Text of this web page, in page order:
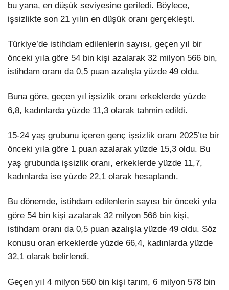
bu yana, en düşük seviyesine geriledi. Böylece,
işsizlikte son 21 yılın en düşük oranı gerçekleşti.
Türkiye’de istihdam edilenlerin sayısı, geçen yıl bir
önceki yıla göre 54 bin kişi azalarak 32 milyon 566 bin,
istihdam oranı da 0,5 puan azalışla yüzde 49 oldu.
Buna göre, geçen yıl işsizlik oranı erkeklerde yüzde
6,8, kadınlarda yüzde 11,3 olarak tahmin edildi.
15-24 yaş grubunu içeren genç işsizlik oranı 2025’te bir
önceki yıla göre 1 puan azalarak yüzde 15,3 oldu. Bu
yaş grubunda işsizlik oranı, erkeklerde yüzde 11,7,
kadınlarda ise yüzde 22,1 olarak hesaplandı.
Bu dönemde, istihdam edilenlerin sayısı bir önceki yıla
göre 54 bin kişi azalarak 32 milyon 566 bin kişi,
istihdam oranı da 0,5 puan azalışla yüzde 49 oldu. Söz
konusu oran erkeklerde yüzde 66,4, kadınlarda yüzde
32,1 olarak belirlendi.
Geçen yıl 4 milyon 560 bin kişi tarım, 6 milyon 578 bin